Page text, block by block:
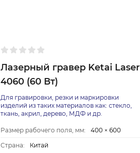
Лазерный гравер Ketai Laser
4060 (60 Вт)
Для гравировки, резки и маркировки
изделий из таких материалов как: стекло,
ткань, акрил, дерево, МДФ и др.
Размер рабочего поля, мм:
400 × 600
Страна:
Китай